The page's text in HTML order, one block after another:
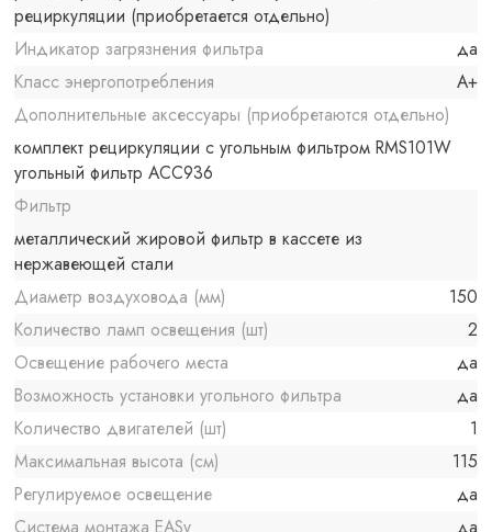
рециркуляции (приобретается отдельно)
Индикатор загрязнения фильтра
да
Класс энергопотребления
A+
Дополнительные аксессуары (приобретаются отдельно)
комплект рециркуляции с угольным фильтром RMS101W
угольный фильтр АСС936
Фильтр
металлический жировой фильтр в кассете из
нержавеющей стали
Диаметр воздуховода (мм)
150
Количество ламп освещения (шт)
2
Освещение рабочего места
да
Возможность установки угольного фильтра
да
Количество двигателей (шт)
1
Максимальная высота (см)
115
Регулируемое освещение
да